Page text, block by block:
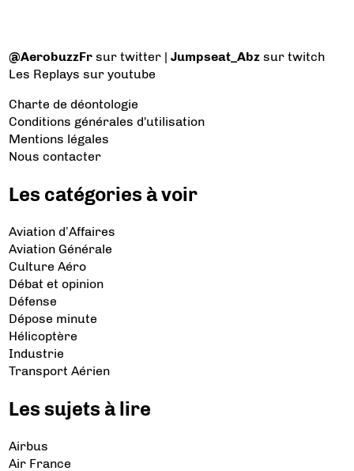
@AerobuzzFr sur twitter |Jumpseat_Abz sur twitch
Les Replays sur youtube
Charte de déontologie
Conditions générales d'utilisation
Mentions légales
Nous contacter
Les catégories à voir
Aviation d’Affaires
Aviation Générale
Culture Aéro
Débat et opinion
Défense
Dépose minute
Hélicoptère
Industrie
Transport Aérien
Les sujets à lire
Airbus
Air France